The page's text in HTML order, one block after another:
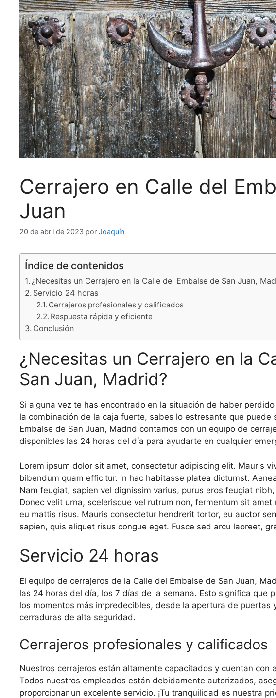
Cerrajero en Calle del
Juan
20 de abril de 2023 por Joaquín
Índice de contenidos
¿Necesitas un Cerrajero en la Calle del Embalse de San Juan,
Servicio 24 horas
Cerrajeros profesionales y calificados
Respuesta rápida y eficiente
Conclusión
¿Necesitas un Cerrajero en la
San Juan, Madrid?
Si alguna vez te has encontrado en la situación de haber
la combinación de la caja fuerte, sabes lo estresante que puede
Embalse de San Juan, Madrid contamos con un equipo de
disponibles las 24 horas del día para ayudarte en cualquier
Lorem ipsum dolor sit amet, consectetur adipiscing elit. Mauris
bibendum quam efficitur. In hac habitasse platea dictumst.
Nam feugiat, sapien vel dignissim varius, purus eros feugiat
Donec velit urna, scelerisque vel rutrum non, fermentum sit
eu mattis risus. Mauris consectetur hendrerit tortor, eu auctor
sapien, quis aliquet risus congue eget. Fusce sed arcu laoreet,
Servicio 24 horas
El equipo de cerrajeros de la Calle del Embalse de San Juan,
las 24 horas del día, los 7 días de la semana. Esto significa que
los momentos más impredecibles, desde la apertura de puertas
cerraduras de alta seguridad.
Cerrajeros profesionales y calificados
Nuestros cerrajeros están altamente capacitados y cuentan con
Todos nuestros empleados están debidamente autorizados,
proporcionar un excelente servicio. ¡Tu tranquilidad es nuestra